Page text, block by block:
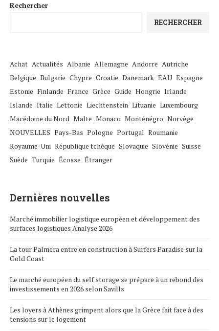
Rechercher
RECHERCHER
Achat Actualités Albanie Allemagne Andorre Autriche
Belgique Bulgarie Chypre Croatie Danemark EAU Espagne
Estonie Finlande France Grèce Guide Hongrie Irlande
Islande Italie Lettonie Liechtenstein Lituanie Luxembourg
Macédoine du Nord Malte Monaco Monténégro Norvège
NOUVELLES Pays-Bas Pologne Portugal Roumanie
Royaume-Uni République tchèque Slovaquie Slovénie Suisse
Suède Turquie Écosse Étranger
Dernières nouvelles
Marché immobilier logistique européen et développement des
surfaces logistiques Analyse 2026
La tour Palmera entre en construction à Surfers Paradise sur la
Gold Coast
Le marché européen du self storage se prépare à un rebond des
investissements en 2026 selon Savills
Les loyers à Athènes grimpent alors que la Grèce fait face à des
tensions sur le logement